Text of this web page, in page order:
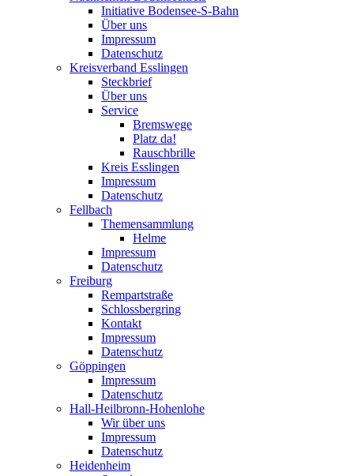
Initiative Bodensee-S-Bahn
Über uns
Impressum
Datenschutz
Kreisverband Esslingen
Steckbrief
Über uns
Service
Bremswege
Platz da!
Rauschbrille
Kreis Esslingen
Impressum
Datenschutz
Fellbach
Themensammlung
Helme
Impressum
Datenschutz
Freiburg
Rempartstraße
Schlossbergring
Kontakt
Impressum
Datenschutz
Göppingen
Impressum
Datenschutz
Hall-Heilbronn-Hohenlohe
Wir über uns
Impressum
Datenschutz
Heidenheim